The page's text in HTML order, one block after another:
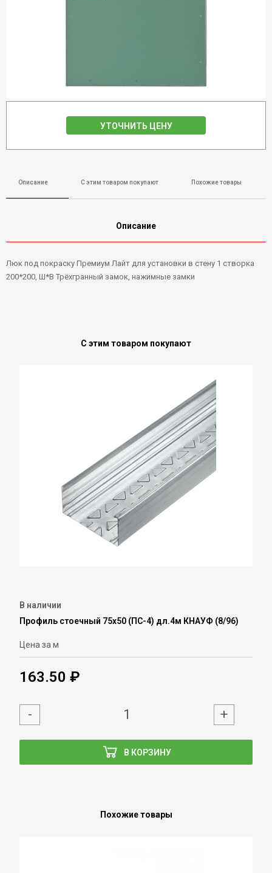
УТОЧНИТЬ ЦЕНУ
Описание С этим товаром покупают Похожие товары
Описание
Люк под покраску Премиум Лайт для установки в стену 1 створка
200*200, Ш*В Трёхгранный замок, нажимные замки
С этим товаром покупают
В наличии
Профиль стоечный 75х50 (ПС-4) дл.4м КНАУФ (8/96)
Цена за м
163.50 ₽
В КОРЗИНУ
- +
Похожие товары